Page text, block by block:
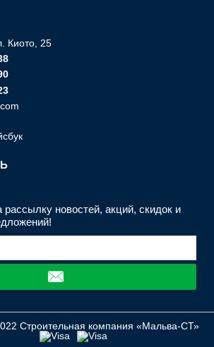
Киото, 25
новостей, акций, скидок и
Строительная компания «Мальва-СТ»